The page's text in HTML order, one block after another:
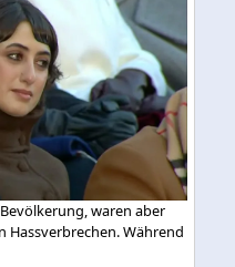
waren aber
Hassverbrechen. Während